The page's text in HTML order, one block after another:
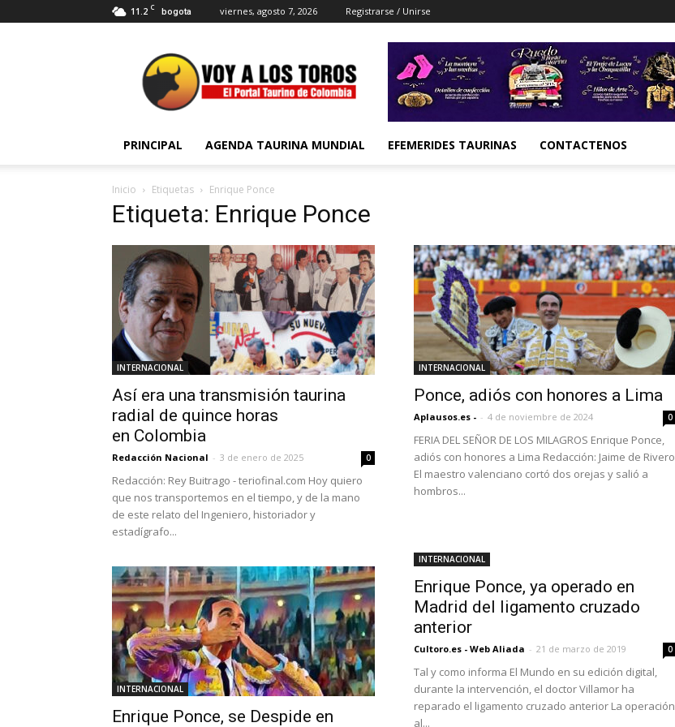
11.2 C bogota viernes, agosto 7, 2026 Registrarse / Unirse
Voy
a
Los
Toros
PRINCIPAL AGENDA TAURINA MUNDIAL EFEMERIDES TAURINAS CONTACTENOS
Inicio Etiquetas Enrique Ponce
Etiqueta: Enrique Ponce
INTERNACIONAL
Así era una transmisión taurina
radial de quince horas
en Colombia
Redacción Nacional - 3 de enero de 2025 0
Redacción: Rey Buitrago - teriofinal.com Hoy quiero
que nos transportemos en el tiempo, y de la mano
de este relato del Ingeniero, historiador y
estadígrafo...
INTERNACIONAL
Ponce, adiós con honores a Lima
Aplausos.es - - 4 de noviembre de 2024 0
FERIA DEL SEÑOR DE LOS MILAGROS Enrique Ponce,
adiós con honores a Lima Redacción: Jaime de Rivero
El maestro valenciano cortó dos orejas y salió a
hombros...
INTERNACIONAL
Enrique Ponce, se Despide en
INTERNACIONAL
Enrique Ponce, ya operado en
Madrid del ligamento cruzado
anterior
Cultoro.es - Web Aliada - 21 de marzo de 2019 0
Tal y como informa El Mundo en su edición digital,
durante la intervención, el doctor Villamor ha
reparado el ligamento cruzado anterior La operación
al...